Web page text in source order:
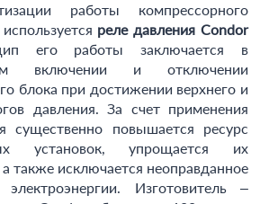
работы компрессорного
реле давления Condor
его работы заключается в
включении и отключении
блока при достижении верхнего и
давления. За счет применения
существенно повышается ресурс
установок, упрощается их
также исключается неоправданное
электроэнергии. Изготовитель –